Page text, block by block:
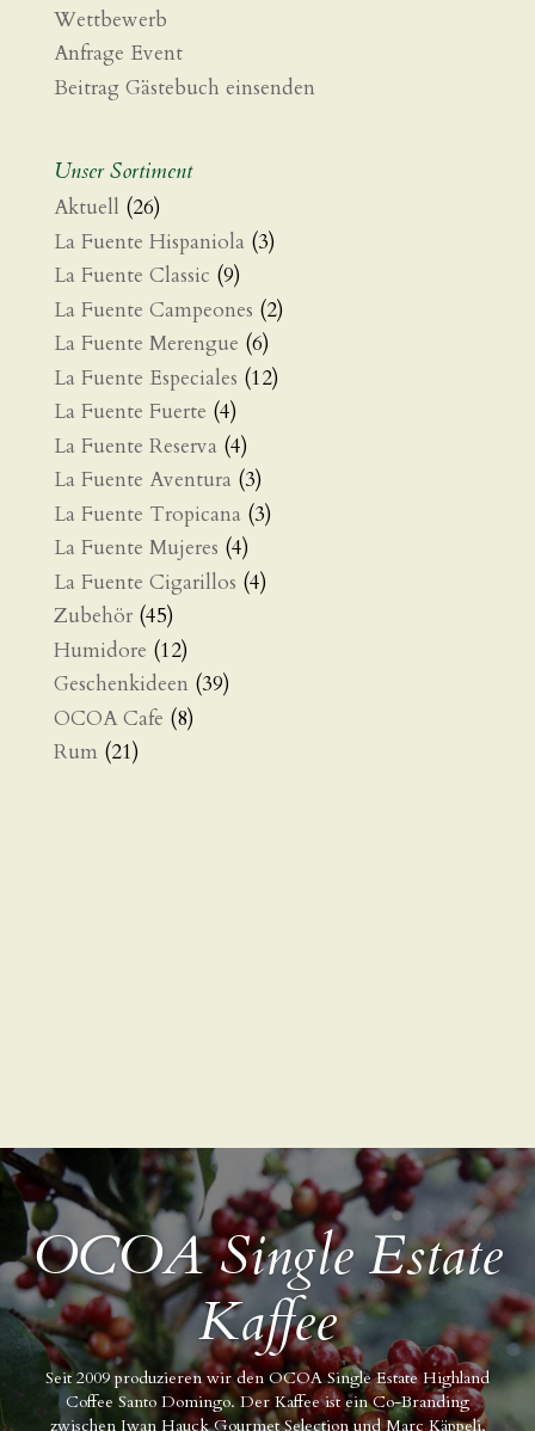
Wettbewerb
Anfrage Event
Beitrag Gästebuch einsenden
Unser Sortiment
Aktuell (26)
La Fuente Hispaniola (3)
La Fuente Classic (9)
La Fuente Campeones (2)
La Fuente Merengue (6)
La Fuente Especiales (12)
La Fuente Fuerte (4)
La Fuente Reserva (4)
La Fuente Aventura (3)
La Fuente Tropicana (3)
La Fuente Mujeres (4)
La Fuente Cigarillos (4)
Zubehör (45)
Humidore (12)
Geschenkideen (39)
OCOA Cafe (8)
Rum (21)
OCOA Single Estate
Kaffee
Seit 2009 produzieren wir den OCOA Single Estate Highland
Coffee Santo Domingo. Der Kaffee ist ein Co-Branding
zwischen Iwan Hauck Gourmet Selection und Marc Käppeli,